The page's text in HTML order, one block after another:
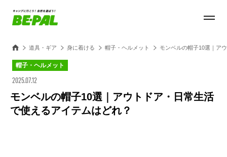
道具・ギア 身に着ける 帽子・ヘルメット モンベルの帽子10選｜ア
帽子・ヘルメット
2025.07.12
モンベルの帽子10選｜アウトドア・日常生活
で使えるアイテムはどれ？